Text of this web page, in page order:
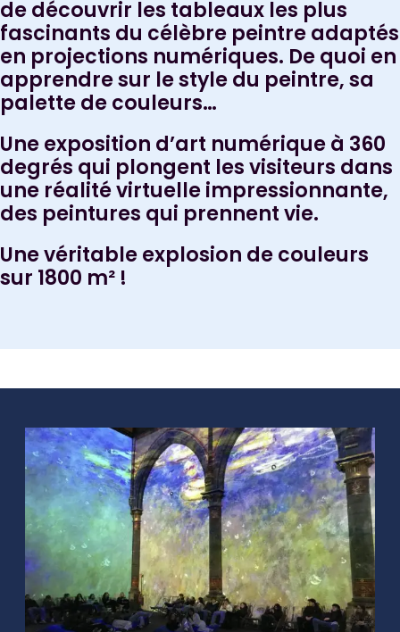
de découvrir les tableaux les plus
fascinants du célèbre peintre adaptés
en projections numériques. De quoi en
apprendre sur le style du peintre, sa
palette de couleurs…
Une exposition d’art numérique à 360
degrés qui plongent les visiteurs dans
une réalité virtuelle impressionnante,
des peintures qui prennent vie.
Une véritable explosion de couleurs
sur 1800 m² !